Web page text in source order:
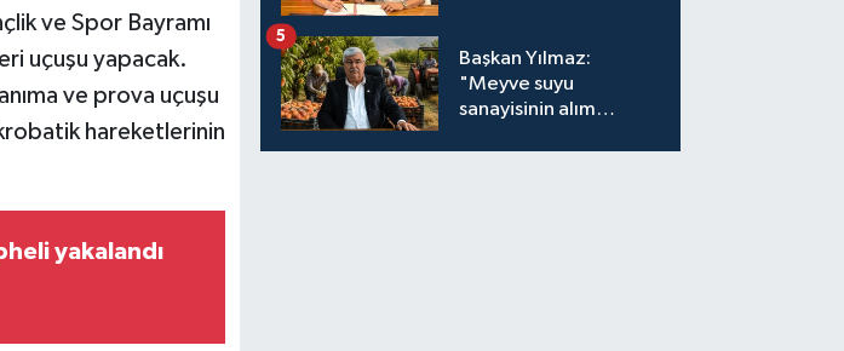
ve Spor Bayramı
uçuşu yapacak.
ve prova uçuşu
hareketlerinin
yakalandı
Başkan Yılmaz:
"Meyve suyu
sanayisinin alım
5